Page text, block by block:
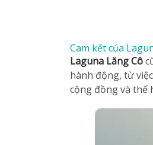
Cam kết của
Laguna Lăng Cô
hành động, từ
cộng đồng và thế